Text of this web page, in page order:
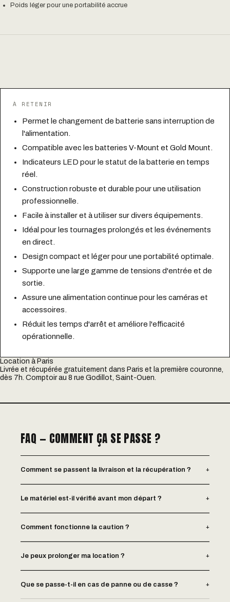
Poids léger pour une portabilité accrue
À RETENIR
Permet le changement de batterie sans interruption de
l'alimentation.
Compatible avec les batteries V-Mount et Gold Mount.
Indicateurs LED pour le statut de la batterie en temps
réel.
Construction robuste et durable pour une utilisation
professionnelle.
Facile à installer et à utiliser sur divers équipements.
Idéal pour les tournages prolongés et les événements
en direct.
Design compact et léger pour une portabilité optimale.
Supporte une large gamme de tensions d'entrée et de
sortie.
Assure une alimentation continue pour les caméras et
accessoires.
Réduit les temps d'arrêt et améliore l'efficacité
opérationnelle.
Location à Paris
Livrée et récupérée gratuitement dans Paris et la première couronne,
dès 7h. Comptoir au 8 rue Godillot, Saint-Ouen.
FAQ — COMMENT ÇA SE PASSE ?
Comment se passent la livraison et la récupération ? +
Le matériel est-il vérifié avant mon départ ? +
Comment fonctionne la caution ? +
Je peux prolonger ma location ? +
Que se passe-t-il en cas de panne ou de casse ? +